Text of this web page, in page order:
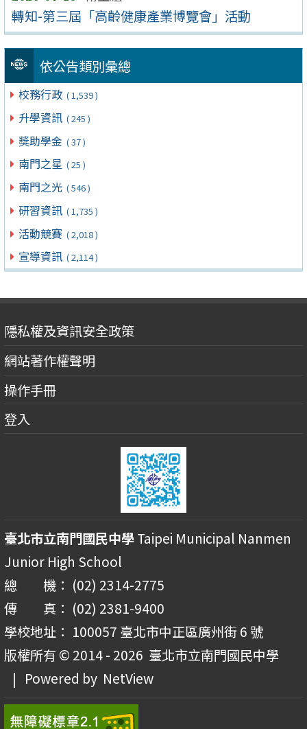
轉知-第三屆「高齡健康產業博覽會」活動
依公告類別彙總
校務行政 ( 1,539 )
升學資訊 ( 245 )
獎助學金 ( 37 )
南門之星 ( 25 )
南門之光 ( 546 )
研習資訊 ( 1,735 )
活動競賽 ( 2,018 )
宣導資訊 ( 2,114 )
隱私權及資訊安全政策
網站著作權聲明
操作手冊
登入
臺北市立南門國民中學Taipei Municipal Nanmen
Junior High School
總 機： (02) 2314-2775
傳 真： (02) 2381-9400
學校地址： 100057 臺北市中正區廣州街 6 號
版權所有 © 2014 - 2026 臺北市立南門國民中學
| Powered by NetView